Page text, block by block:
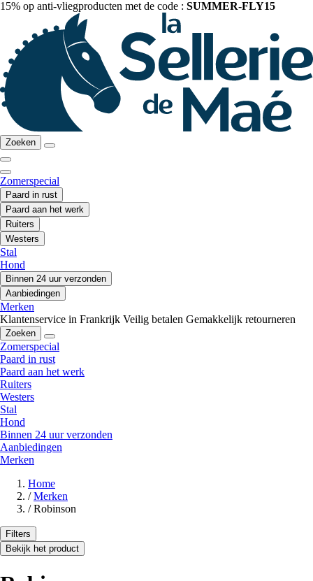
15% op anti-vliegproducten met de code : SUMMER-FLY15
Zoeken
Zomerspecial
Paard in rust
Paard aan het werk
Ruiters
Westers
Stal
Hond
Binnen 24 uur verzonden
Aanbiedingen
Merken
Klantenservice in Frankrijk Veilig betalen Gemakkelijk retourneren
Zoeken
Zomerspecial
Paard in rust
Paard aan het werk
Ruiters
Westers
Stal
Hond
Binnen 24 uur verzonden
Aanbiedingen
Merken
Home
/ Merken
/ Robinson
Filters
Bekijk het product